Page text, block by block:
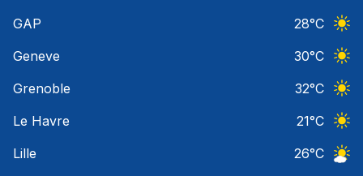
GAP
28°C
Geneve
30°C
Grenoble
32°C
Le Havre
21°C
Lille
26°C